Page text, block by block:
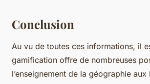
Conclusion
Au vu de toutes ces informations, il
gamification offre de nombreuses
l’enseignement de la géographie aux